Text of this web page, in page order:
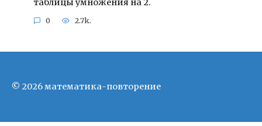
таблицы умножения на 2.
0 2.7k.
© 2026 математика-повторение